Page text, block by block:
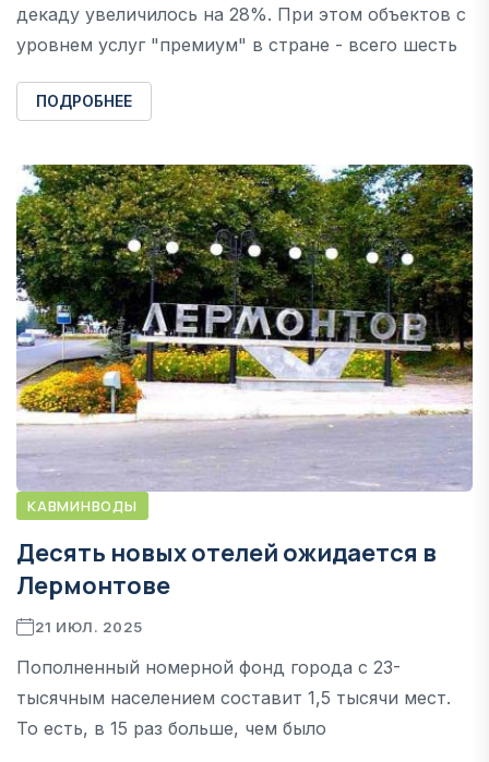
декаду увеличилось на 28%. При этом объектов с
уровнем услуг "премиум" в стране - всего шесть
ПОДРОБНЕЕ
КАВМИНВОДЫ
Десять новых отелей ожидается в
Лермонтове
21 ИЮЛ. 2025
Пополненный номерной фонд города с 23-
тысячным населением составит 1,5 тысячи мест.
То есть, в 15 раз больше, чем было